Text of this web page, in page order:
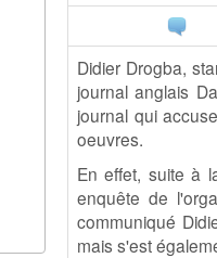
Didier Drogba,
journal anglais
journal qui
oeuvres.
En effet, suite à
enquête de
communiqué
mais s'est